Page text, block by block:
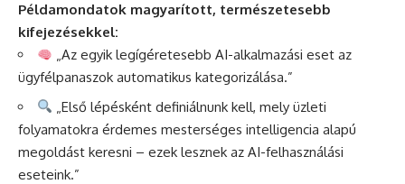
Példamondatok magyarított, természetesebb
kifejezésekkel:
„Az egyik legígéretesebb AI-alkalmazási eset az
ügyfélpanaszok automatikus kategorizálása.”
„Első lépésként definiálnunk kell, mely üzleti
folyamatokra érdemes mesterséges intelligencia alapú
megoldást keresni – ezek lesznek az AI-felhasználási
eseteink.”